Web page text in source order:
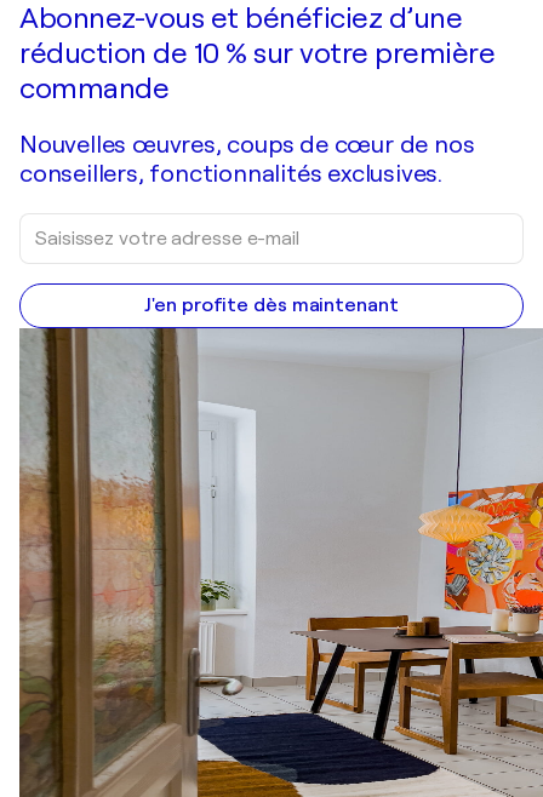
Abonnez-vous et bénéficiez d’une
réduction de 10 % sur votre première
commande
Nouvelles œuvres, coups de cœur de nos
conseillers, fonctionnalités exclusives.
J'en profite dès maintenant